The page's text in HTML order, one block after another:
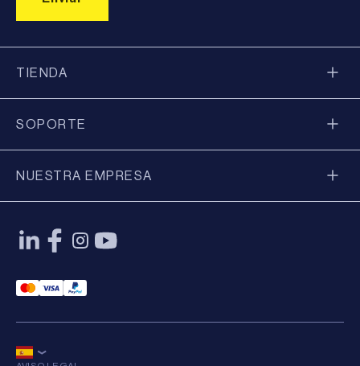
TIENDA
SOPORTE
NUESTRA EMPRESA
Mastercard Payment
Visa Payment
Paypal Payment